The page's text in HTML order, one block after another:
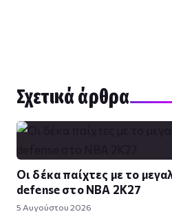
Σχετικά άρθρα
Οι δέκα παίχτες με το
defense στο NBA 2K27
5 Αυγούστου 2026